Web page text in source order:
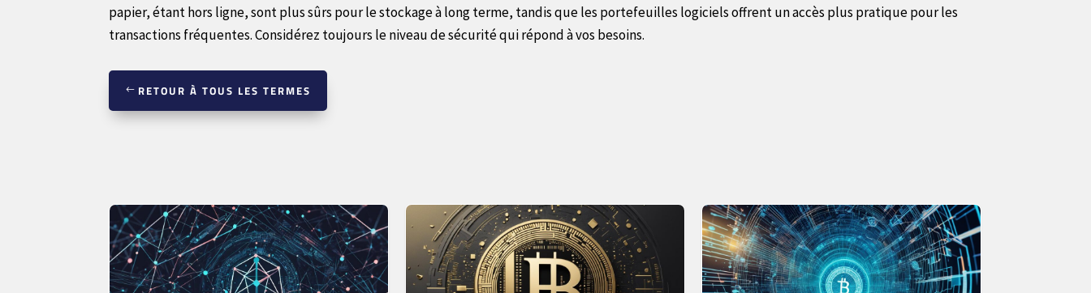
papier, étant hors ligne, sont plus sûrs pour le stockage à long terme, tandis que les portefeuilles logiciels offrent un accès plus pratique pour les
transactions fréquentes. Considérez toujours le niveau de sécurité qui répond à vos besoins.
RETOUR À TOUS LES TERMES